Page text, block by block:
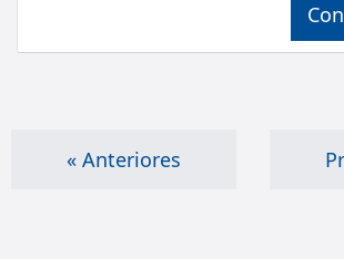
« Anteriores